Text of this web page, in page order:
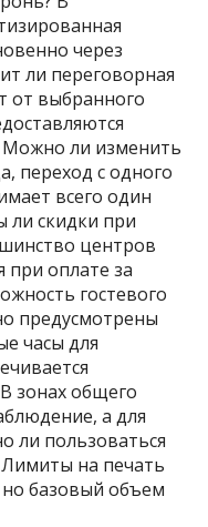
через
ли переговорная
от выбранного
Можно ли изменить
переход с одного
всего один
ли скидки при
центров
при оплате за
гостевого
предусмотрены
часы для
зонах общего
а для
ли пользоваться
на печать
но базовый объем